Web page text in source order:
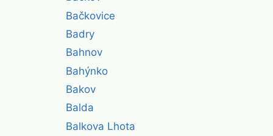
Bačkovice
Badry
Bahnov
Bahýnko
Bakov
Balda
Balkova Lhota